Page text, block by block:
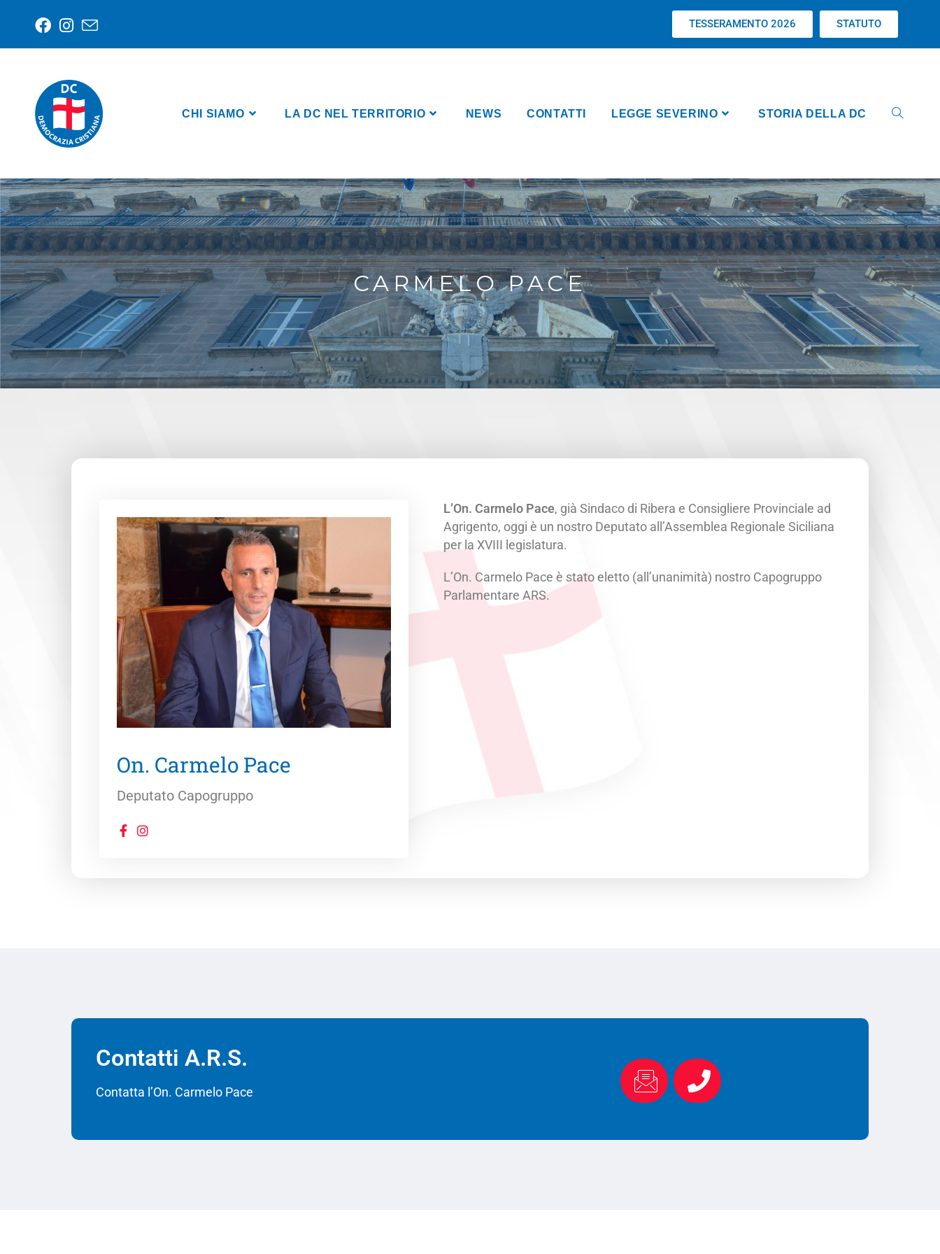
TESSERAMENTO 2026 STATUTO
CHI SIAMO LA DC NEL TERRITORIO NEWS CONTATTI LEGGE SEVERINO STORIA DELLA DC
CARMELO PACE
On. Carmelo Pace
Deputato Capogruppo
L’On. Carmelo Pace, già Sindaco di Ribera e Consigliere Provinciale ad
Agrigento, oggi è un nostro Deputato all’Assemblea Regionale Siciliana
per la XVIII legislatura.
L’On. Carmelo Pace è stato eletto (all’unanimità) nostro Capogruppo
Parlamentare ARS.
Contatti A.R.S.
Contatta l’On. Carmelo Pace